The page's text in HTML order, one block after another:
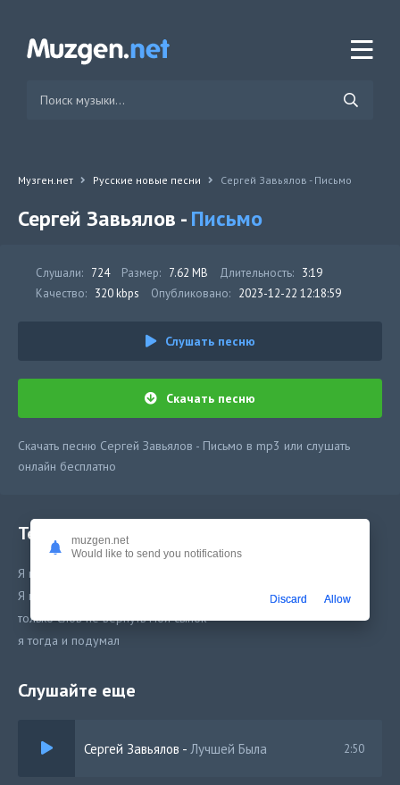
Музген.нет Русские новые песни Сергей Завьялов - Письмо
Сергей Завьялов -Письмо
Слушали: 724 Размер: 7.62 MB Длительность: 3:19
Качество: 320 kbps Опубликовано: 2023-12-22 12:18:59
Слушать песню
Скачать песню
Скачать песню Сергей Завьялов - Письмо в mp3 или слушать
онлайн бесплатно
Текст песни
Я всё это разрушил
Я всё это с годами по жизни прошёл
только слов не вернуть мой сынок
я тогда и подумал
Слушайте еще
Сергей Завьялов - Лучшей Была 2:50
muzgen.net
Would like to send you notifications
Discard Allow